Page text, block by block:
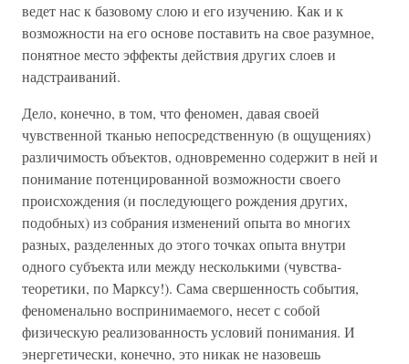
ведет нас к базовому слою и его изучению. Как и к
возможности на его основе поставить на свое разумное,
понятное место эффекты действия других слоев и
надстраиваний.
Дело, конечно, в том, что феномен, давая своей
чувственной тканью непосредственную (в ощущениях)
различимость объектов, одновременно содержит в ней и
понимание потенцированной возможности своего
происхождения (и последующего рождения других,
подобных) из собрания изменений опыта во многих
разных, разделенных до этого точках опыта внутри
одного субъекта или между несколькими (чувства-
теоретики, по Марксу!). Сама свершенность события,
феноменально воспринимаемого, несет с собой
физическую реализованность условий понимания. И
энергетически, конечно, это никак не назовешь